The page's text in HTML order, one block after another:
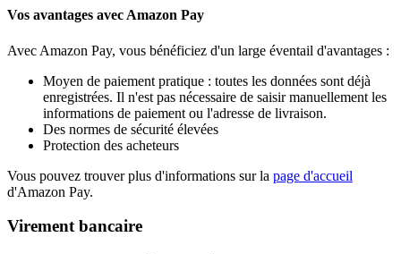
Vos avantages avec Amazon Pay
Avec Amazon Pay, vous bénéficiez d'un large éventail d'avantages :
Moyen de paiement pratique : toutes les données sont déjà
enregistrées. Il n'est pas nécessaire de saisir manuellement les
informations de paiement ou l'adresse de livraison.
Des normes de sécurité élevées
Protection des acheteurs
Vous pouvez trouver plus d'informations sur la page d'accueil
d'Amazon Pay.
Virement bancaire